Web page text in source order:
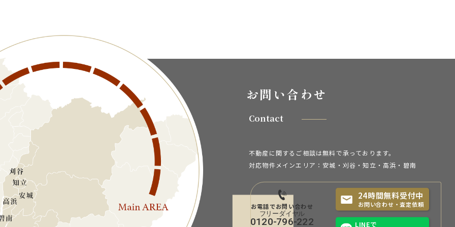
お問い合わせ
Contact
不動産に関するご相談は無料で承っております。
対応物件メインエリア：安城・刈谷・知立・ 高浜・碧南
お電話でお問い合わせ
0120-796-222
24時間無料受付中
お問い合わせ・査定依頼
LINEで